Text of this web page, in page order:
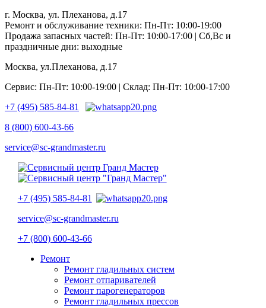
г. Москва, ул. Плеханова, д.17
Ремонт и обслуживание техники: Пн-Пт: 10:00-19:00
Продажа запасных частей: Пн-Пт: 10:00-17:00 | Сб,Вс и
праздничные дни: выходные
Москва, ул.Плеханова, д.17
Сервис: Пн-Пт: 10:00-19:00 | Склад: Пн-Пт: 10:00-17:00
+7 (495) 585-84-81
8 (800) 600-43-66
service@sc-grandmaster.ru
+7 (495) 585-84-81
service@sc-grandmaster.ru
+7 (800) 600-43-66
Ремонт
Ремонт гладильных систем
Ремонт отпаривателей
Ремонт парогенераторов
Ремонт гладильных прессов